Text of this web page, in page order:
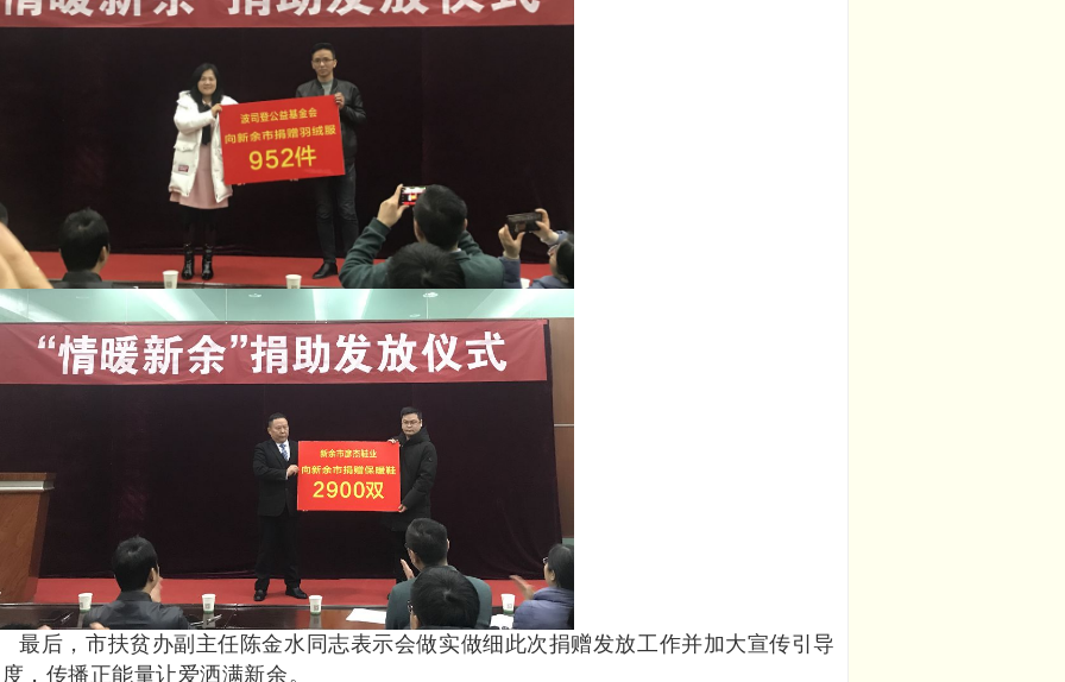
，市扶贫办副主任陈金水同志表示会做实做细此次捐赠发放工作并加大宣传引导
，传播正能量让爱洒满新余。